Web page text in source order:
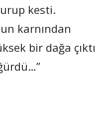
kesti.
karnından
bir dağa çıktı